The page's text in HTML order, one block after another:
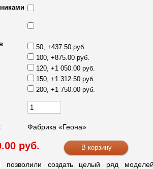
50, +437.50 руб.
100, +875.00 руб.
120, +1 050.00 руб.
150, +1 312.50 руб.
200, +1 750.00 руб.
Фабрика «Геона»
руб.
позволили создать целый ряд